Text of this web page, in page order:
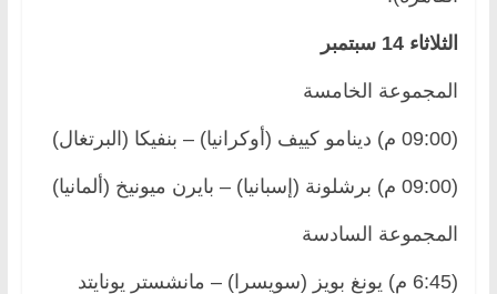
الثلاثاء 14 سبتمبر
المجموعة الخامسة
(09:00 م) دينامو كييف (أوكرانيا) – بنفيكا (البرتغال)
(09:00 م) برشلونة (إسبانيا) – بايرن ميونيخ (ألمانيا)
المجموعة السادسة
(6:45 م) يونغ بويز (سويسرا) – مانشستر يونايتد